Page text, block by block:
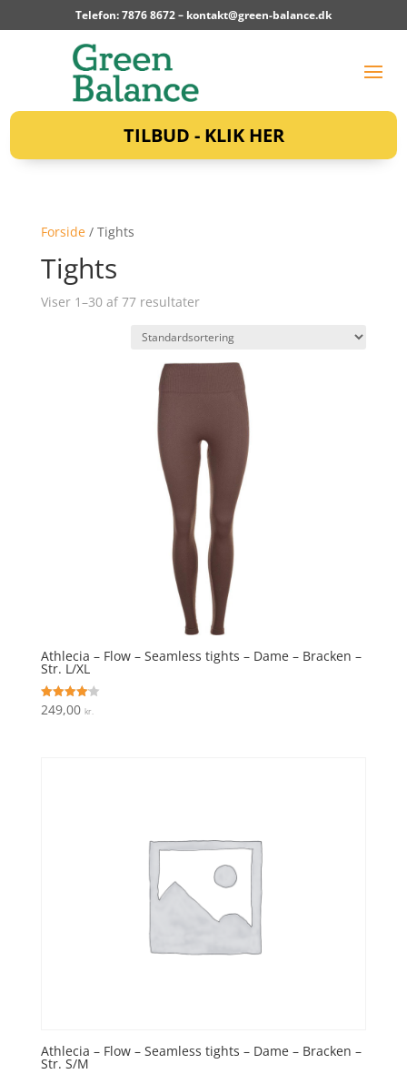
Telefon: 7876 8672 – kontakt@green-balance.dk
TILBUD - KLIK HER
Forside/ Tights
Tights
Viser 1–30 af 77 resultater
Athlecia – Flow – Seamless tights – Dame – Bracken –
Str. L/XL
Vurderet
4.1
249,00 kr.
Athlecia – Flow – Seamless tights – Dame – Bracken –
Str. S/M